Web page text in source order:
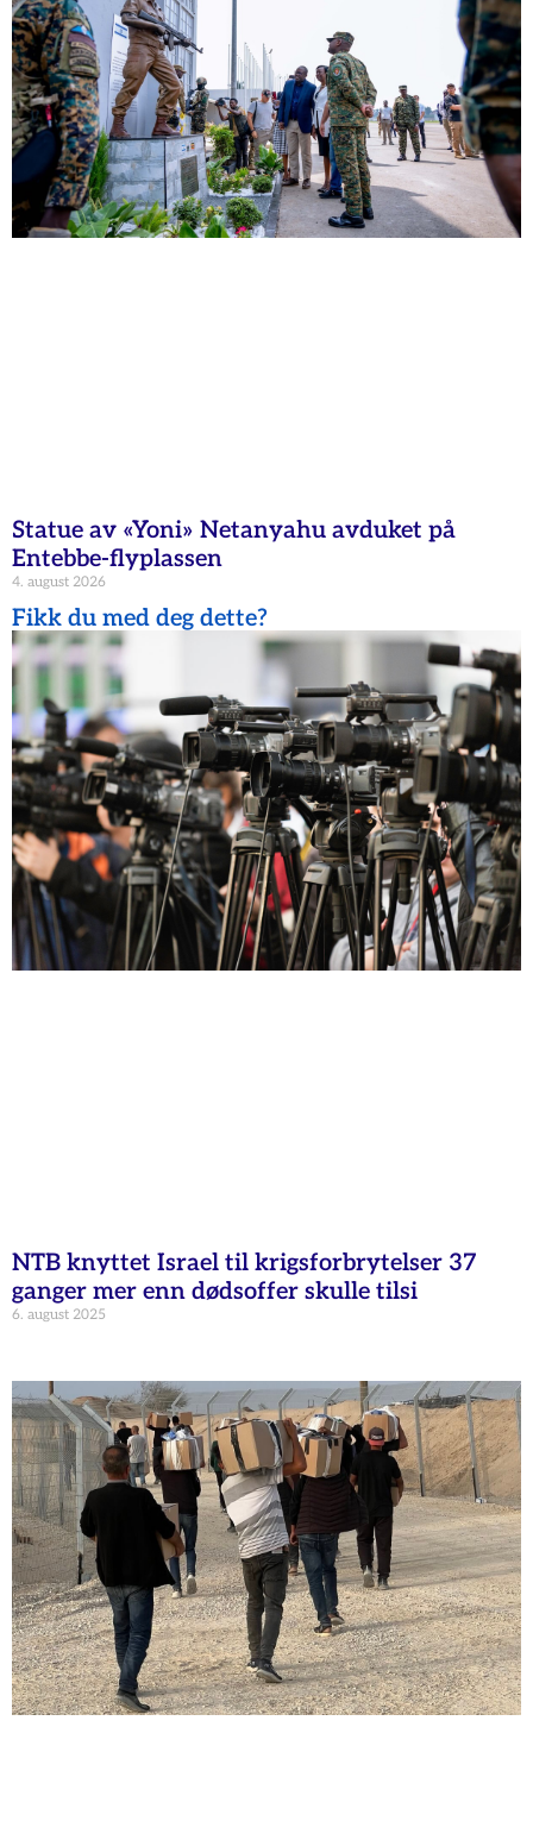
Statue av «Yoni» Netanyahu avduket på
Entebbe-flyplassen
4. august 2026
Fikk du med deg dette?
NTB knyttet Israel til krigsforbrytelser 37
ganger mer enn dødsoffer skulle tilsi
6. august 2025